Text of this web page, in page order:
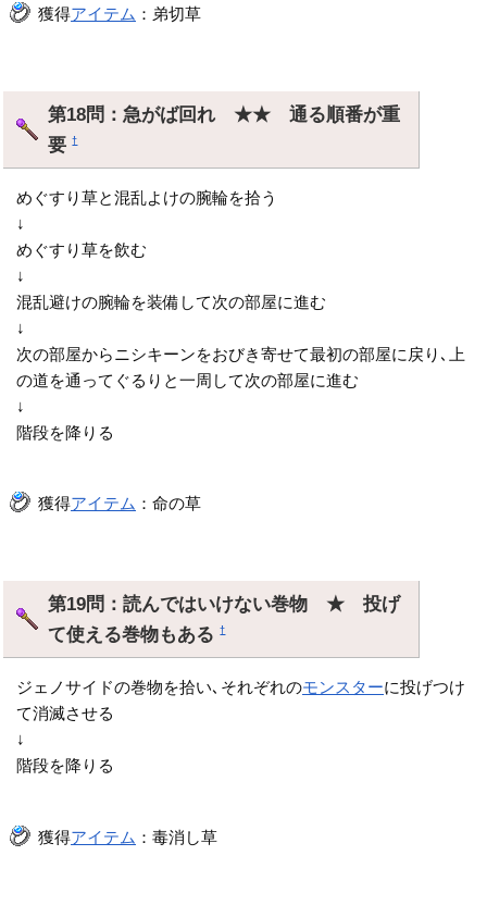
獲得アイテム ：弟切草
第18問：急がば回れ ★★ 通る順番が重
要†
めぐすり草と混乱よけの腕輪を拾う
↓
めぐすり草を飲む
↓
混乱避けの腕輪を装備して次の部屋に進む
↓
次の部屋からニシキーンをおびき寄せて最初の部屋に戻り､上
の道を通ってぐるりと一周して次の部屋に進む
↓
階段を降りる
獲得アイテム ：命の草
第19問：読んではいけない巻物 ★ 投げ
て使える巻物もある†
ジェノサイドの巻物を拾い､それぞれのモンスターに投げつけ
て消滅させる
↓
階段を降りる
獲得アイテム ：毒消し草